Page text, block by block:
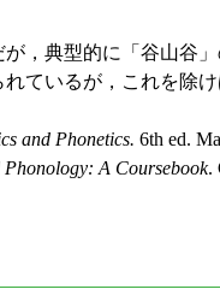
，典型的に「谷山谷
ているが，これを除
and Phonetics. 6th ed.
A Coursebook.